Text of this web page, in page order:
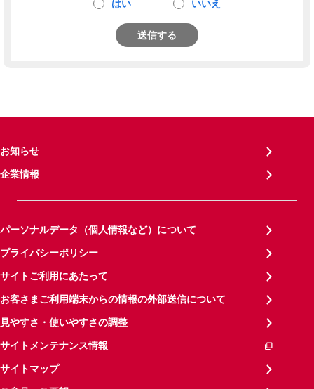
はい いいえ
送信する
お知らせ
企業情報
パーソナルデータ（個人情報など）について
プライバシーポリシー
サイトご利用にあたって
お客さまご利用端末からの情報の外部送信について
見やすさ・使いやすさの調整
サイトメンテナンス情報
サイトマップ